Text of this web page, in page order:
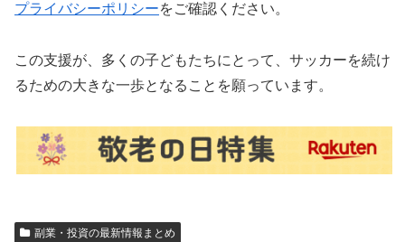
プライバシーポリシーをご確認ください。
この支援が、多くの子どもたちにとって、サッカーを続け
るための大きな一歩となることを願っています。
副業・投資の最新情報まとめ